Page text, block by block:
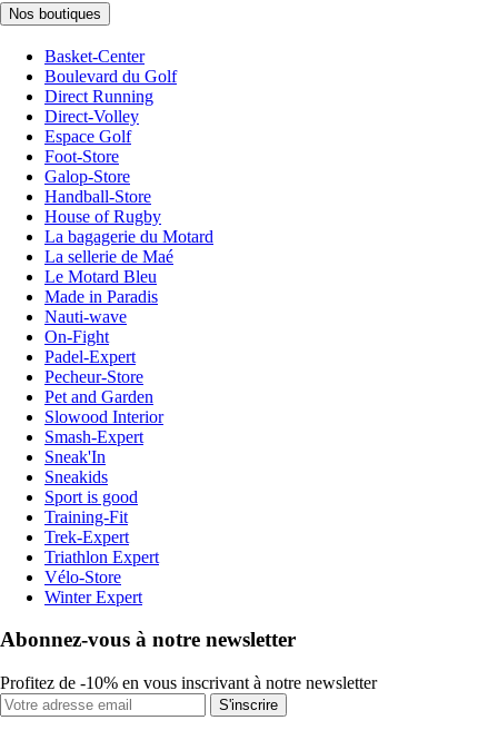
Nos boutiques
Basket-Center
Boulevard du Golf
Direct Running
Direct-Volley
Espace Golf
Foot-Store
Galop-Store
Handball-Store
House of Rugby
La bagagerie du Motard
La sellerie de Maé
Le Motard Bleu
Made in Paradis
Nauti-wave
On-Fight
Padel-Expert
Pecheur-Store
Pet and Garden
Slowood Interior
Smash-Expert
Sneak'In
Sneakids
Sport is good
Training-Fit
Trek-Expert
Triathlon Expert
Vélo-Store
Winter Expert
Abonnez-vous à notre newsletter
Profitez de -10% en vous inscrivant à notre newsletter
S'inscrire